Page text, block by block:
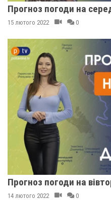
Прогноз погоди на
15 лютого 2022 0
Прогноз погоди на
14 лютого 2022 0